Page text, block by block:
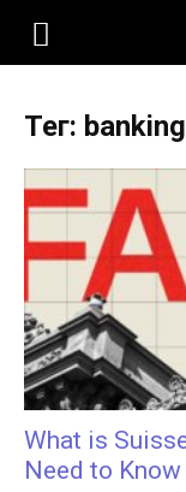
KLOOP.KG
Новости
Кыргызстана
Тег:
What is
Need to